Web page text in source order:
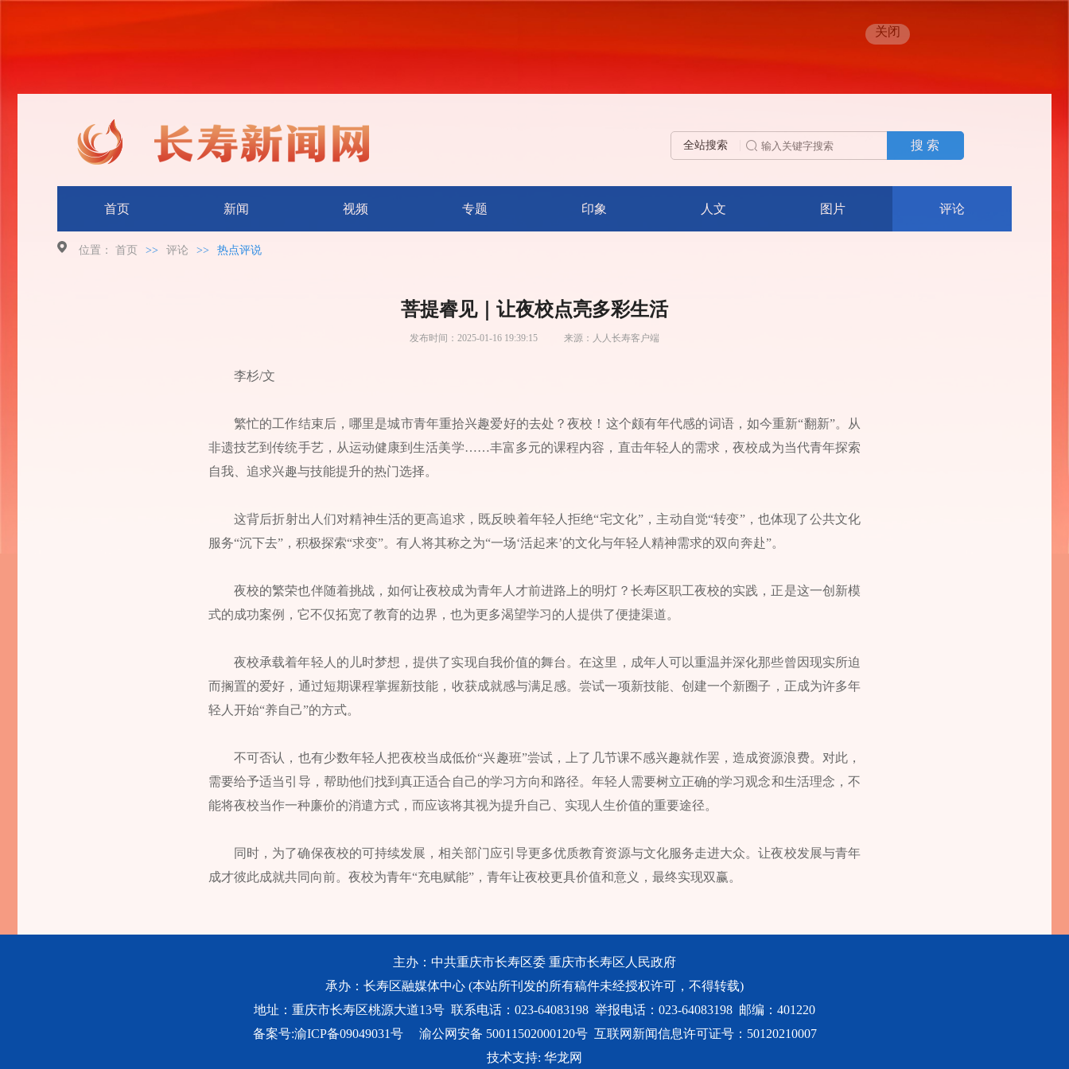
关闭
全站搜索 搜 索
首页 新闻 视频 专题 印象 人文 图片 评论
位置： 首页 >> 评论 >> 热点评说
菩提睿见｜让夜校点亮多彩生活
发布时间： 2025-01-16 19:39:15 来源： 人人长寿客户端
李杉/文
繁忙的工作结束后，哪里是城市青年重拾兴趣爱好的去处？夜校！这个颇有年代感的词语，如今重新“翻新”。从
非遗技艺到传统手艺，从运动健康到生活美学……丰富多元的课程内容，直击年轻人的需求，夜校成为当代青年探索
自我、追求兴趣与技能提升的热门选择。
这背后折射出人们对精神生活的更高追求，既反映着年轻人拒绝“宅文化”，主动自觉“转变”，也体现了公共文化
服务“沉下去”，积极探索“求变”。有人将其称之为“一场‘活起来’的文化与年轻人精神需求的双向奔赴”。
夜校的繁荣也伴随着挑战，如何让夜校成为青年人才前进路上的明灯？长寿区职工夜校的实践，正是这一创新模
式的成功案例，它不仅拓宽了教育的边界，也为更多渴望学习的人提供了便捷渠道。
夜校承载着年轻人的儿时梦想，提供了实现自我价值的舞台。在这里，成年人可以重温并深化那些曾因现实所迫
而搁置的爱好，通过短期课程掌握新技能，收获成就感与满足感。尝试一项新技能、创建一个新圈子，正成为许多年
轻人开始“养自己”的方式。
不可否认，也有少数年轻人把夜校当成低价“兴趣班”尝试，上了几节课不感兴趣就作罢，造成资源浪费。对此，
需要给予适当引导，帮助他们找到真正适合自己的学习方向和路径。年轻人需要树立正确的学习观念和生活理念，不
能将夜校当作一种廉价的消遣方式，而应该将其视为提升自己、实现人生价值的重要途径。
同时，为了确保夜校的可持续发展，相关部门应引导更多优质教育资源与文化服务走进大众。让夜校发展与青年
成才彼此成就共同向前。夜校为青年“充电赋能”，青年让夜校更具价值和意义，最终实现双赢。
主办：中共重庆市长寿区委 重庆市长寿区人民政府
承办：长寿区融媒体中心 (本站所刊发的所有稿件未经授权许可，不得转载)
地址：重庆市长寿区桃源大道13号 联系电话：023-64083198 举报电话：023-64083198 邮编：401220
备案号:渝ICP备09049031号 渝公网安备 50011502000120号互联网新闻信息许可证号：50120210007
技术支持: 华龙网